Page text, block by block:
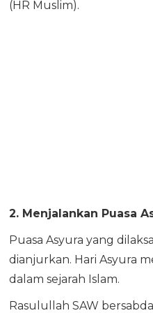
(HR Muslim).
2. Menjalankan Puasa
Puasa Asyura yang
dianjurkan. Hari Asyura
dalam sejarah Islam.
Rasulullah SAW